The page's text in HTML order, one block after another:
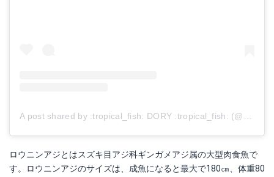
A post shared by :tropical_fish: DORY :tropical_fish: (@dorydurianne)
ロウニンアジとはスズキ目アジ科ギンガメアジ属の大型肉食魚で
す。ロウニンアジのサイズは、成魚になると最大で180㎝、体重80